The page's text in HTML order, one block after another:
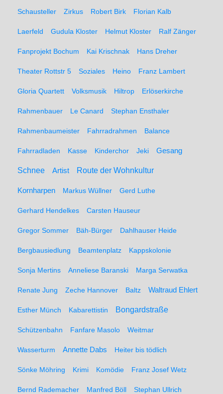
Schausteller Zirkus Robert Birk Florian Kalb
Laerfeld Gudula Kloster Helmut Kloster Ralf Zänger
Fanprojekt Bochum Kai Krischnak Hans Dreher
Theater Rottstr 5 Soziales Heino Franz Lambert
Gloria Quartett Volksmusik Hiltrop Erlöserkirche
Rahmenbauer Le Canard Stephan Ensthaler
Rahmenbaumeister Fahrradrahmen Balance
Fahrradladen Kasse Kinderchor Jeki Gesang
Schnee Artist Route der Wohnkultur
Kornharpen Markus Wüllner Gerd Luthe
Gerhard Hendelkes Carsten Hauseur
Gregor Sommer Bäh-Bürger Dahlhauser Heide
Bergbausiedlung Beamtenplatz Kappskolonie
Sonja Mertins Anneliese Baranski Marga Serwatka
Renate Jung Zeche Hannover Baltz Waltraud Ehlert
Esther Münch Kabarettistin Bongardstraße
Schützenbahn Fanfare Masolo Weitmar
Wasserturm Annette Dabs Heiter bis tödlich
Sönke Möhring Krimi Komödie Franz Josef Wetz
Bernd Rademacher Manfred Böll Stephan Ullrich